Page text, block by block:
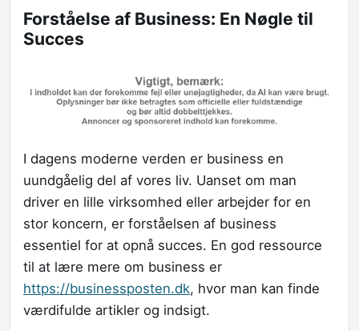
Forståelse af Business: En Nøgle til
Succes
I dagens moderne verden er business en
uundgåelig del af vores liv. Uanset om man
driver en lille virksomhed eller arbejder for en
stor koncern, er forståelsen af business
essentiel for at opnå succes. En god ressource
til at lære mere om business er
https://businessposten.dk, hvor man kan finde
værdifulde artikler og indsigt.